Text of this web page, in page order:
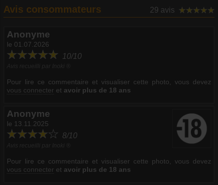
Avis consommateurs 29 avis
Anonyme
le 01.07.2026
10/10
Pour lire ce commentaire et visualiser cette photo, vous devez
vous connecter et avoir plus de 18 ans
Anonyme
le 13.11.2025
8/10
Pour lire ce commentaire et visualiser cette photo, vous devez
vous connecter et avoir plus de 18 ans